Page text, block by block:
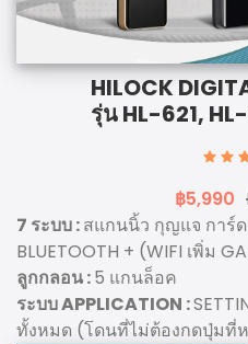
HILOCK
รุ่น HL-621,
฿5,990
7 ระบบ :สแกนนิ้ว กุญแจ การ์ด
BLUETOOTH + (WIFI เพิ่ม
ลูกกลอน :5 แกนล็อค
ระบบ APPLICATION :
ทั้งหมด (โดนที่ไม่ต้องกดปุ่มที่